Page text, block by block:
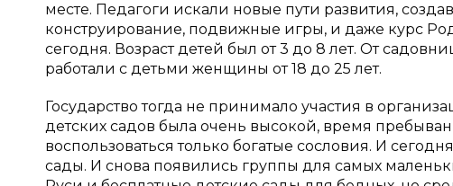
месте. Педагоги искали новые пути развития,
конструирование, подвижные игры, и даже курс
сегодня. Возраст детей был от 3 до 8 лет. От
работали с детьми женщины от 18 до 25 лет.
Государство тогда не принимало участия в
детских садов была очень высокой, время
воспользоваться только богатые сословия. И
сады. И снова появились группы для самых